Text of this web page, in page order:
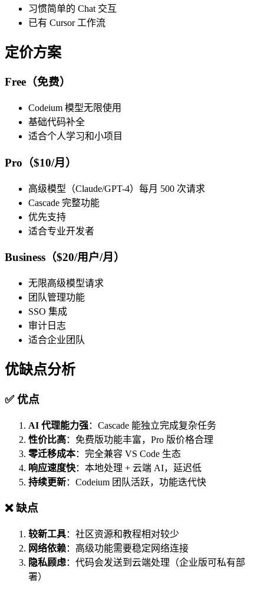
习惯简单的 Chat 交互
已有 Cursor 工作流
定价方案
Free（免费）
Codeium 模型无限使用
基础代码补全
适合个人学习和小项目
Pro（$10/月）
高级模型（Claude/GPT-4）每月 500 次请求
Cascade 完整功能
优先支持
适合专业开发者
Business（$20/用户/月）
无限高级模型请求
团队管理功能
SSO 集成
审计日志
适合企业团队
优缺点分析
✅ 优点
AI 代理能力强：Cascade 能独立完成复杂任务
性价比高：免费版功能丰富，Pro 版价格合理
零迁移成本：完全兼容 VS Code 生态
响应速度快：本地处理 + 云端 AI，延迟低
持续更新：Codeium 团队活跃，功能迭代快
❌ 缺点
较新工具：社区资源和教程相对较少
网络依赖：高级功能需要稳定网络连接
隐私顾虑：代码会发送到云端处理（企业版可私有部
署）